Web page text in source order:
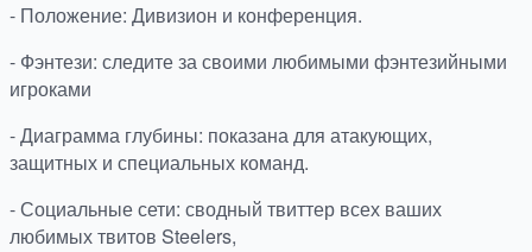
- Положение: Дивизион и конференция.
- Фэнтези: следите за своими любимыми фэнтезийными
игроками
- Диаграмма глубины: показана для атакующих,
защитных и специальных команд.
- Социальные сети: сводный твиттер всех ваших
любимых твитов Steelers,